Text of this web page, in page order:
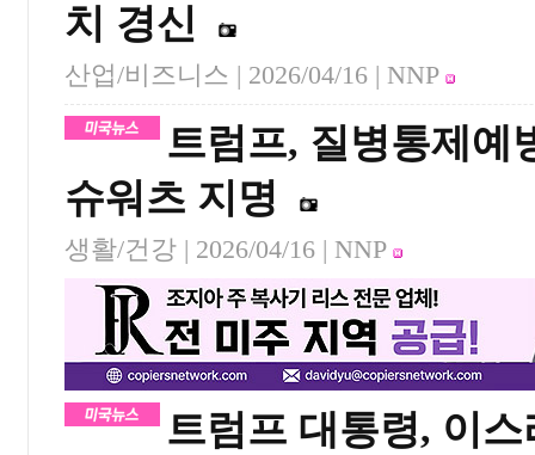
치 경신
산업/비즈니스 | 2026/04/16 | NNP
트럼프, 질병통제예
슈워츠 지명
생활/건강 | 2026/04/16 | NNP
트럼프 대통령, 이